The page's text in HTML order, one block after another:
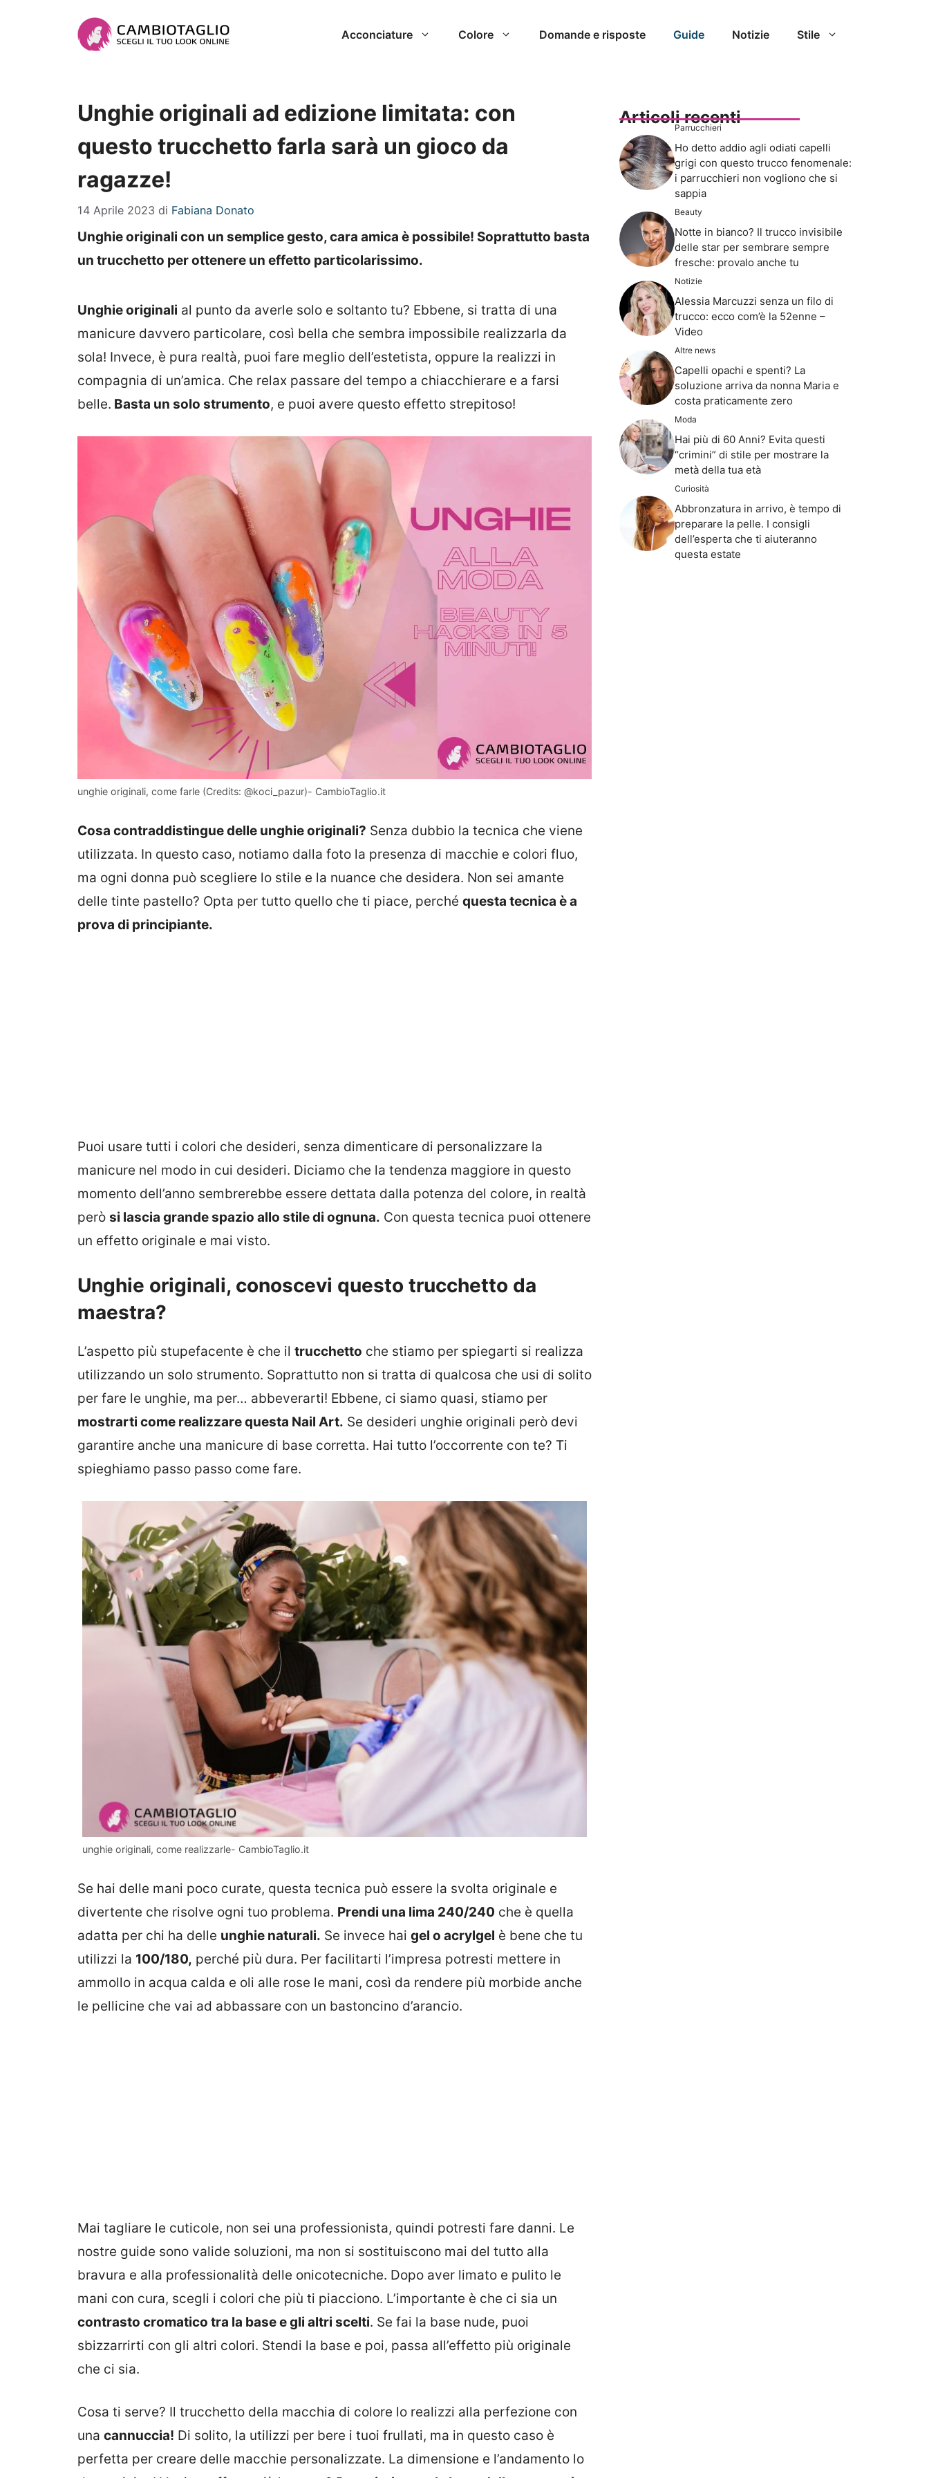
Acconciature Colore Domande e risposte Guide Notizie Stile
Unghie originali ad edizione limitata: con
questo trucchetto farla sarà un gioco da
ragazze!
14 Aprile 2023 di Fabiana Donato
Unghie originali con un semplice gesto, cara amica è possibile! Soprattutto basta
un trucchetto per ottenere un effetto particolarissimo.
Unghie originali al punto da averle solo e soltanto tu? Ebbene, si tratta di una
manicure davvero particolare, così bella che sembra impossibile realizzarla da
sola! Invece, è pura realtà, puoi fare meglio dell’estetista, oppure la realizzi in
compagnia di un’amica. Che relax passare del tempo a chiacchierare e a farsi
belle. Basta un solo strumento, e puoi avere questo effetto strepitoso!
unghie originali, come farle (Credits: @koci_pazur)- CambioTaglio.it
Cosa contraddistingue delle unghie originali? Senza dubbio la tecnica che viene
utilizzata. In questo caso, notiamo dalla foto la presenza di macchie e colori fluo,
ma ogni donna può scegliere lo stile e la nuance che desidera. Non sei amante
delle tinte pastello? Opta per tutto quello che ti piace, perché questa tecnica è a
prova di principiante.
Puoi usare tutti i colori che desideri, senza dimenticare di personalizzare la
manicure nel modo in cui desideri. Diciamo che la tendenza maggiore in questo
momento dell’anno sembrerebbe essere dettata dalla potenza del colore, in realtà
però si lascia grande spazio allo stile di ognuna. Con questa tecnica puoi ottenere
un effetto originale e mai visto.
Unghie originali, conoscevi questo trucchetto da
maestra?
L’aspetto più stupefacente è che il trucchetto che stiamo per spiegarti si realizza
utilizzando un solo strumento. Soprattutto non si tratta di qualcosa che usi di solito
per fare le unghie, ma per… abbeverarti! Ebbene, ci siamo quasi, stiamo per
mostrarti come realizzare questa Nail Art. Se desideri unghie originali però devi
garantire anche una manicure di base corretta. Hai tutto l’occorrente con te? Ti
spieghiamo passo passo come fare.
unghie originali, come realizzarle- CambioTaglio.it
Se hai delle mani poco curate, questa tecnica può essere la svolta originale e
divertente che risolve ogni tuo problema. Prendi una lima 240/240 che è quella
adatta per chi ha delle unghie naturali. Se invece hai gel o acrylgel è bene che tu
utilizzi la 100/180, perché più dura. Per facilitarti l’impresa potresti mettere in
ammollo in acqua calda e oli alle rose le mani, così da rendere più morbide anche
le pellicine che vai ad abbassare con un bastoncino d’arancio.
Mai tagliare le cuticole, non sei una professionista, quindi potresti fare danni. Le
nostre guide sono valide soluzioni, ma non si sostituiscono mai del tutto alla
bravura e alla professionalità delle onicotecniche. Dopo aver limato e pulito le
mani con cura, scegli i colori che più ti piacciono. L’importante è che ci sia un
contrasto cromatico tra la base e gli altri scelti. Se fai la base nude, puoi
sbizzarrirti con gli altri colori. Stendi la base e poi, passa all’effetto più originale
che ci sia.
Cosa ti serve? Il trucchetto della macchia di colore lo realizzi alla perfezione con
una cannuccia! Di solito, la utilizzi per bere i tuoi frullati, ma in questo caso è
perfetta per creare delle macchie personalizzate. La dimensione e l’andamento lo
Articoli recenti
Parrucchieri
Ho detto addio agli odiati capelli
grigi con questo trucco fenomenale:
i parrucchieri non vogliono che si
sappia
Beauty
Notte in bianco? Il trucco invisibile
delle star per sembrare sempre
fresche: provalo anche tu
Notizie
Alessia Marcuzzi senza un filo di
trucco: ecco com’è la 52enne –
Video
Altre news
Capelli opachi e spenti? La
soluzione arriva da nonna Maria e
costa praticamente zero
Moda
Hai più di 60 Anni? Evita questi
“crimini” di stile per mostrare la
metà della tua età
Curiosità
Abbronzatura in arrivo, è tempo di
preparare la pelle. I consigli
dell’esperta che ti aiuteranno
questa estate